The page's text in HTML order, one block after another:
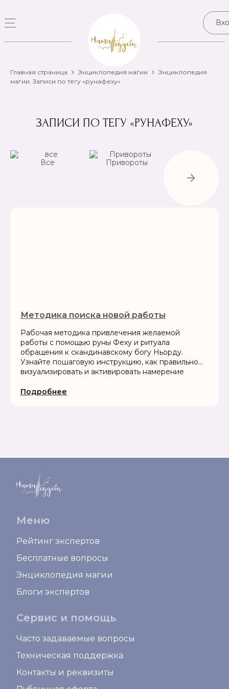
Главная страница Энциклопедия магии
Энциклопедия
магии. Записи по тегу «рунафеху»
ЗАПИСИ ПО ТЕГУ «РУНАФЕХУ»
Все
Привороты
Рассорки
Методика поиска новой работы
Рабочая методика привлечения желаемой
работы с помощью руны Феху и ритуала
обращения к скандинавскому богу Ньорду.
Узнайте пошаговую инструкцию, как правильно
визуализировать и активировать намерение
Подробнее
Меню
Рейтинг экспертов
Бесплатные вопросы
Энциклопедия магии
Блоги экспертов
Сервис и помощь
Часто задаваемые вопросы
Техническая поддержка
Контакты и реквизиты